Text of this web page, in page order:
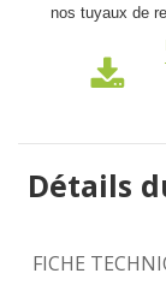
nos tuyaux de
Détails
FICHE